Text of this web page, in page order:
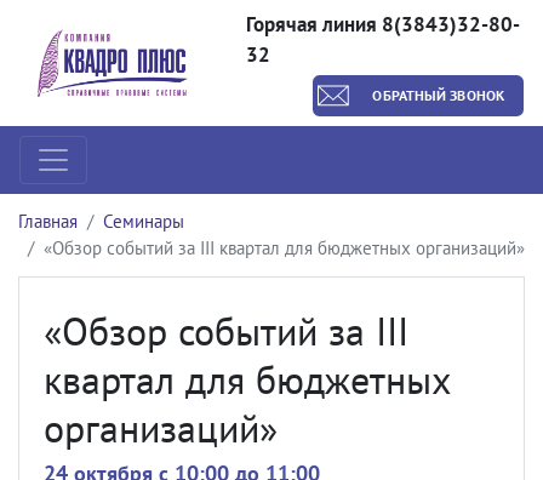
Горячая линия 8(3843)32-80-
32
ОБРАТНЫЙ ЗВОНОК
Главная
Семинары
«Обзор событий за III квартал для бюджетных организаций»
«Обзор событий за III
квартал для бюджетных
организаций»
24 октября c 10:00 до 11:00